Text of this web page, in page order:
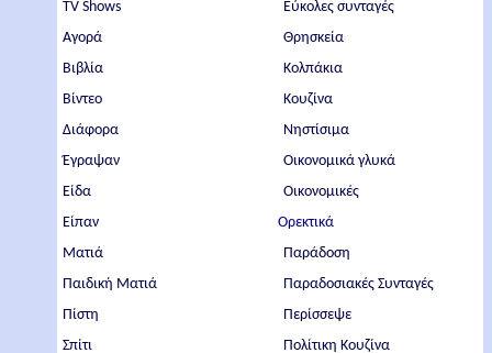
TV Shows
Αγορά
Βιβλία
Βίντεο
Διάφορα
Έγραψαν
Είδα
Είπαν
Ματιά
Παιδική Ματιά
Πίστη
Σπίτι
Εύκολες συνταγές
Θρησκεία
Κολπάκια
Κουζίνα
Νηστίσιμα
Οικονομικά γλυκά
Οικονομικές
Ορεκτικά
Παράδοση
Παραδοσιακές Συνταγές
Περίσσεψε
Πολίτικη Κουζίνα